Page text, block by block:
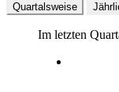
Quartalsweise
Im letzten